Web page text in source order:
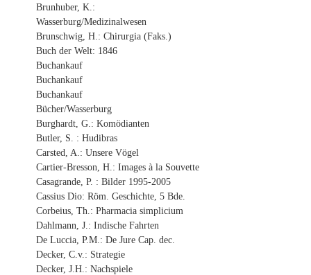
Brunhuber, K.:
Wasserburg/Medizinalwesen
Brunschwig, H.: Chirurgia (Faks.)
Buch der Welt: 1846
Buchankauf
Buchankauf
Buchankauf
Bücher/Wasserburg
Burghardt, G.: Komödianten
Butler, S. : Hudibras
Carsted, A.: Unsere Vögel
Cartier-Bresson, H.: Images à la Souvette
Casagrande, P. : Bilder 1995-2005
Cassius Dio: Röm. Geschichte, 5 Bde.
Corbeius, Th.: Pharmacia simplicium
Dahlmann, J.: Indische Fahrten
De Luccia, P.M.: De Jure Cap. dec.
Decker, C.v.: Strategie
Decker, J.H.: Nachspiele